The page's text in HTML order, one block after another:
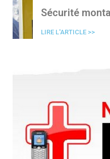
Sécurité
LIRE L'ARTICLE >>